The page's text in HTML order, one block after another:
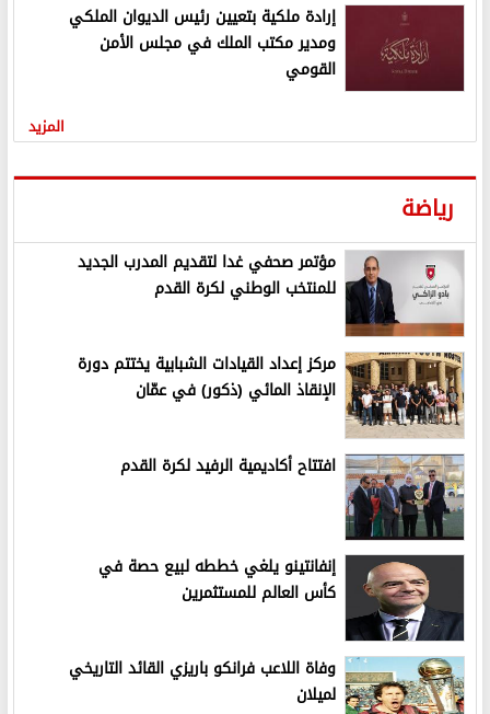
إرادة ملكية بتعيين رئيس الديوان الملكي
ومدير مكتب الملك في مجلس الأمن
القومي
المزيد
رياضة
مؤتمر صحفي غدا لتقديم المدرب الجديد
للمنتخب الوطني لكرة القدم
مركز إعداد القيادات الشبابية يختتم دورة
الإنقاذ المائي (ذكور) في عمّان
افتتاح أكاديمية الرفيد لكرة القدم
إنفانتينو يلغي خططه لبيع حصة في
كأس العالم للمستثمرين
وفاة اللاعب فرانكو باريزي القائد التاريخي
لميلان